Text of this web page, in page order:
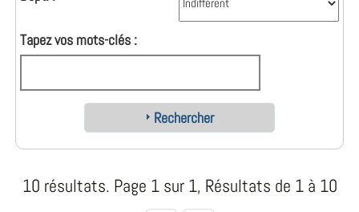
Tapez vos mots-clés :
Rechercher
10 résultats. Page 1 sur 1, Résultats de 1 à 10